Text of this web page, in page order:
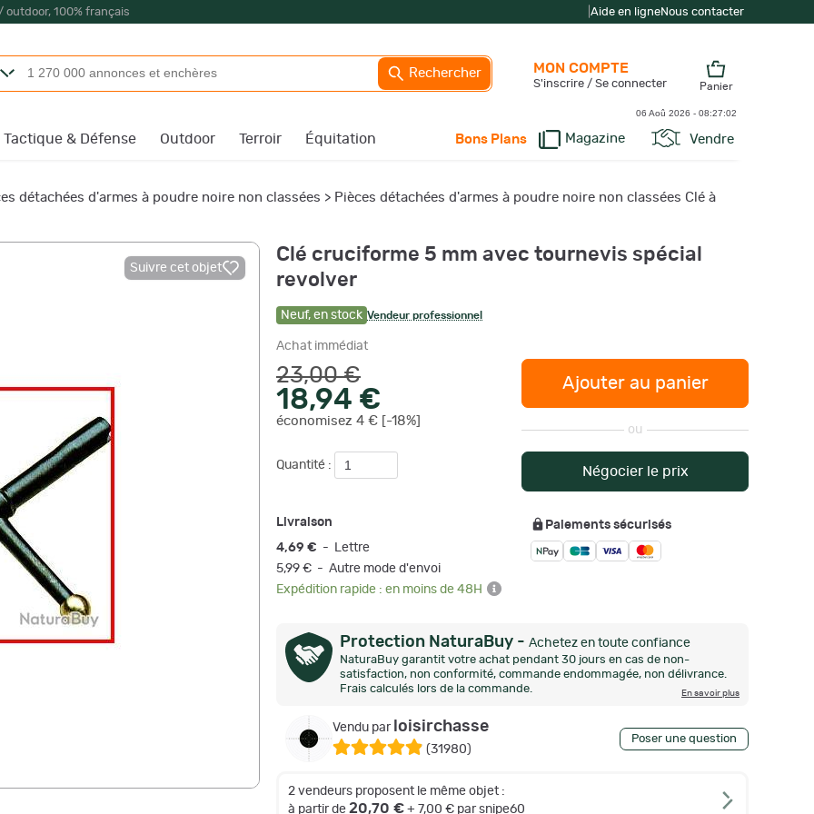
100% français Aide en ligneNous contacter
Rechercher
Tactique & Défense Outdoor Terroir Équitation Bons Plans Magazine Vendre
MON COMPTE
S'inscrire / Se connecter Panier
06 Aoû 2026 - 08:27:02
détachées d'armes à poudre noire non classées > Pièces détachées d'armes à poudre noire non classées Clé à
Suivre cet objet
Clé cruciforme 5 mm avec tournevis spécial
revolver
Neuf, en stock Vendeur professionnel
Achat immédiat
23,00 €
18,94 €
économisez 4 € [-18%]
Quantité :
Ajouter au panier
ou
Négocier le prix
Livraison
4,69 € - Lettre
5,99 € - Autre mode d'envoi
Expédition rapide : en moins de 48H
Paiements sécurisés
Protection NaturaBuy - Achetez en toute confiance
NaturaBuy garantit votre achat pendant 30 jours en cas de non-
satisfaction, non conformité, commande endommagée, non délivrance.
Frais calculés lors de la commande.
En savoir plus
Vendu par loisirchasse
(31980)
Poser une question
2 vendeurs proposent le même objet :
à partir de 20,70 € + 7,00 € par snipe60